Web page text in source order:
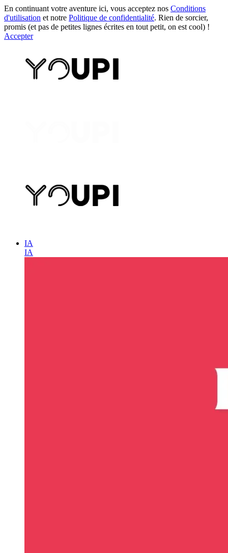
En continuant votre aventure ici, vous acceptez nos Conditions
d'utilisation et notre Politique de confidentialité. Rien de sorcier,
promis (et pas de petites lignes écrites en tout petit, on est cool) !
Accepter
IA
IA